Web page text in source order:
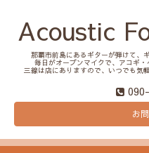
Acoustic
那覇市前島にあるギターが弾けて、
毎日がオープンマイクで、アコギ
三線は店にありますので、いつでも気
お